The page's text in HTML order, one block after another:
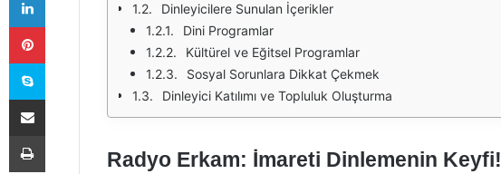
Dinleyicilere Sunulan İçerikler
Dini Programlar
Kültürel ve Eğitsel Programlar
Sosyal Sorunlara Dikkat Çekmek
Dinleyici Katılımı ve Topluluk Oluşturma
Radyo Erkam: İmareti Dinlemenin Keyfi!
Pinterest
Skype
E-Posta ile paylaş